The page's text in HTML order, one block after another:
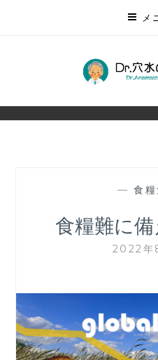
に
ス
メ
DR.穴水の
無数にある未来を予測する
— 食
食糧難に
2022年